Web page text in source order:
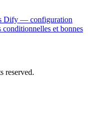
Dify — configuration
conditionnelles et bonnes
reserved.